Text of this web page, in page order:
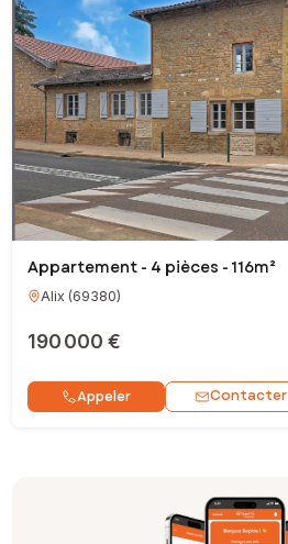
Appartement - 4 pièces - 116m²
Alix (69380)
190 000 €
Appeler Contacter